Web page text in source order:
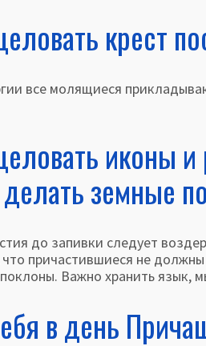
крест
молящиеся
иконы и
земные
запивки следует
что причастившиеся не
Важно хранить язык,
в день